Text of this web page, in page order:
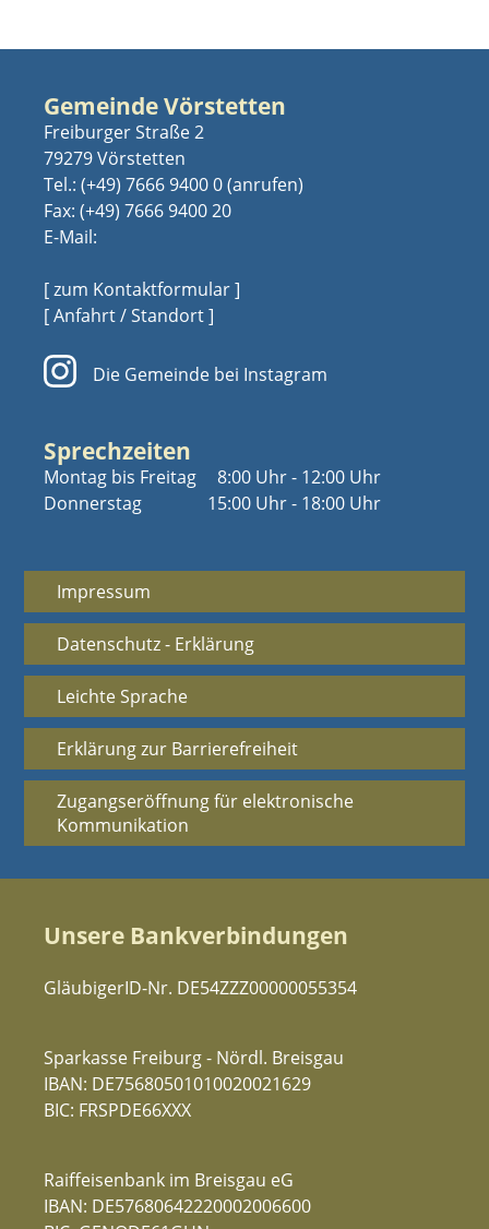
Gemeinde Vörstetten
Freiburger Straße 2
79279 Vörstetten
Tel.: (+49) 7666 9400 0
Fax: (+49) 7666 9400 20
E-Mail:
[ zum Kontaktformular ]
[ Anfahrt / Standort ]
Die Gemeinde bei Instagram
Sprechzeiten
Montag bis Freitag
Donnerstag
8:00 Uhr - 12:00 Uhr
15:00 Uhr - 18:00 Uhr
Impressum
Datenschutz - Erklärung
Leichte Sprache
Erklärung zur Barrierefreiheit
Zugangseröffnung für elektronische
Kommunikation
Unsere Bankverbindungen
GläubigerID-Nr. DE54ZZZ00000055354
Sparkasse Freiburg - Nördl. Breisgau
IBAN: DE75680501010020021629
BIC: FRSPDE66XXX
Raiffeisenbank im Breisgau eG
IBAN: DE57680642220002006600